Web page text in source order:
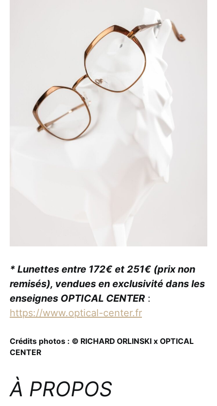
* Lunettes entre 172€ et 251€ (prix non
remisés), vendues en exclusivité dans les
enseignes OPTICAL CENTER :
https://www.optical-center.fr
Crédits photos : © RICHARD ORLINSKI x OPTICAL
CENTER
À PROPOS